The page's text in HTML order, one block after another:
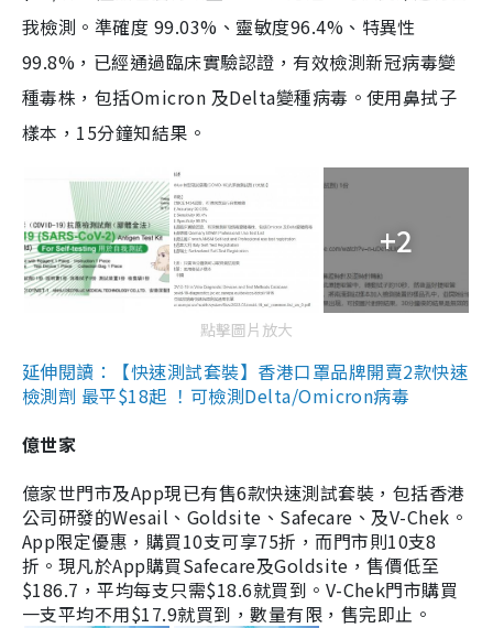
我檢測。準確度 99.03%、靈敏度96.4%、特異性
99.8%，已經通過臨床實驗認證，有效檢測新冠病毒變
種毒株，包括Omicron 及Delta變種病毒。使用鼻拭子
樣本，15分鐘知結果。
+2
點擊圖片放大
延伸閱讀：【快速測試套裝】香港口罩品牌開賣2款快速
檢測劑 最平$18起 ！可檢測Delta/Omicron病毒
億世家
億家世門市及App現已有售6款快速測試套裝，包括香港
公司研發的Wesail、Goldsite、Safecare、及V-Chek。
App限定優惠，購買10支可享75折，而門市則10支8
折。現凡於App購買Safecare及Goldsite，售價低至
$186.7，平均每支只需$18.6就買到。V-Chek門市購買
一支平均不用$17.9就買到，數量有限，售完即止。